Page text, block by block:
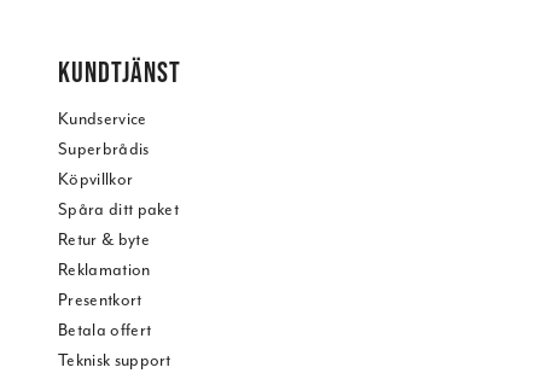
KUNDTJÄNST
Kundservice
Superbrådis
Köpvillkor
Spåra ditt paket
Retur & byte
Reklamation
Presentkort
Betala offert
Teknisk support